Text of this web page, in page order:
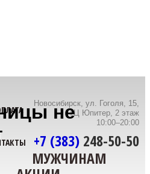
Новосибирск, ул. Гоголя, 15,
ТЦ Юпитер, 2 этаж
10:00–20:00
+7 (383) 248-50-50
МУЖЧИНАМ
не